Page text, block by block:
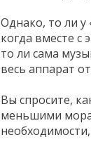
Однако, то ли у
когда вместе
то ли сама
весь аппарат
Вы спросите,
меньшими